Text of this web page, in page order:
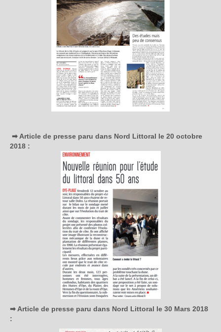
➡ Article de presse paru dans Nord Littoral le 20 octobre
2018 :
➡ Article de presse paru dans Nord Littoral le 30 Mars 2018
: